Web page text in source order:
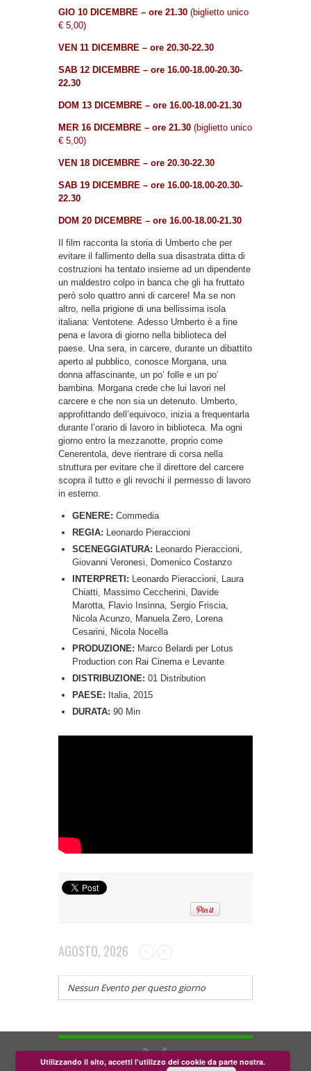
GIO 10 DICEMBRE – ore 21.30 (biglietto unico
€ 5,00)
VEN 11 DICEMBRE – ore 20.30-22.30
SAB 12 DICEMBRE – ore 16.00-18.00-20.30-
22.30
DOM 13 DICEMBRE – ore 16.00-18.00-21.30
MER 16 DICEMBRE – ore 21.30 (biglietto unico
€ 5,00)
VEN 18 DICEMBRE – ore 20.30-22.30
SAB 19 DICEMBRE – ore 16.00-18.00-20.30-
22.30
DOM 20 DICEMBRE – ore 16.00-18.00-21.30
Il film racconta la storia di Umberto che per
evitare il fallimento della sua disastrata ditta di
costruzioni ha tentato insieme ad un dipendente
un maldestro colpo in banca che gli ha fruttato
però solo quattro anni di carcere! Ma se non
altro, nella prigione di una bellissima isola
italiana: Ventotene. Adesso Umberto è a fine
pena e lavora di giorno nella biblioteca del
paese. Una sera, in carcere, durante un dibattito
aperto al pubblico, conosce Morgana, una
donna affascinante, un po’ folle e un po’
bambina. Morgana crede che lui lavori nel
carcere e che non sia un detenuto. Umberto,
approfittando dell’equivoco, inizia a frequentarla
durante l’orario di lavoro in biblioteca. Ma ogni
giorno entro la mezzanotte, proprio come
Cenerentola, deve rientrare di corsa nella
struttura per evitare che il direttore del carcere
scopra il tutto e gli revochi il permesso di lavoro
in esterno.
GENERE: Commedia
REGIA:
Leonardo Pieraccioni
SCENEGGIATURA:
Leonardo Pieraccioni,
Giovanni Veronesi, Domenico Costanzo
INTERPRETI:
Leonardo Pieraccioni, Laura
Chiatti, Massimo Ceccherini, Davide
Marotta, Flavio Insinna, Sergio Friscia,
Nicola Acunzo, Manuela Zero, Lorena
Cesarini, Nicola Nocella
PRODUZIONE: Marco Belardi per Lotus
Production con Rai Cinema e Levante
DISTRIBUZIONE: 01 Distribution
PAESE: Italia, 2015
DURATA: 90 Min
AGOSTO, 2026
Nessun Evento per questo giorno
Utilizzando il sito, accetti l'utilizzo dei cookie da parte nostra.